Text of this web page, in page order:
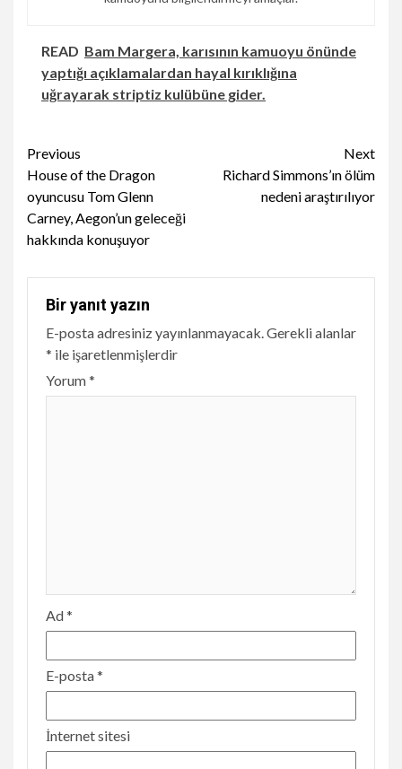
READ Bam Margera, karısının kamuoyu önünde
yaptığı açıklamalardan hayal kırıklığına
uğrayarak striptiz kulübüne gider.
Continue
Reading
Previous
House of the Dragon
oyuncusu Tom Glenn
Carney, Aegon’un geleceği
hakkında konuşuyor
Next
Richard Simmons’ın ölüm
nedeni araştırılıyor
Bir yanıt yazın
E-posta adresiniz yayınlanmayacak. Gerekli alanlar
* ile işaretlenmişlerdir
Yorum*
Ad*
E-posta*
İnternet sitesi